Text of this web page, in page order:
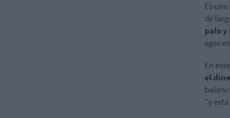
Es
de
palo y
En
el
"y